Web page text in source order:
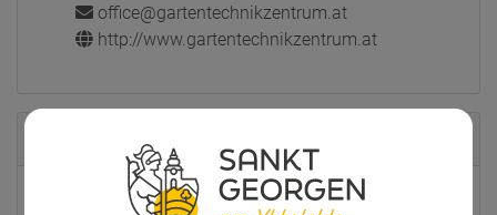
office@gartentechnikzentrum.at
http://www.gartentechnikzentrum.at
Öffnungszeiten
MO - DO: 8:00 - 18:00 Uhr